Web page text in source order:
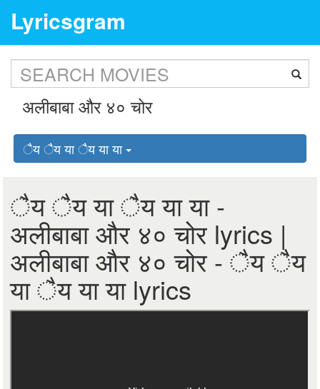
Lyricsgram
ैय ैय या ैय या या
ैय ैय या ैय या या -
अलीबाबा और ४० चोर lyrics |
अलीबाबा और ४० चोर - ैय ैय
या ैय या या lyrics